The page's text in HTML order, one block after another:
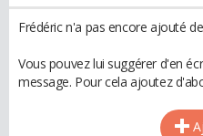
Frédéric n'a pas encore ajouté
Vous pouvez lui suggérer d'en
message. Pour cela ajoutez